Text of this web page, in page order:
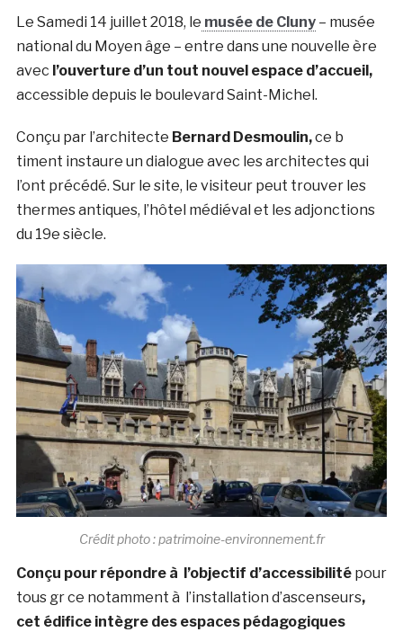
Le Samedi 14 juillet 2018, le musée de Cluny– musée
national du Moyen âge – entre dans une nouvelle ère
avec l’ouverture d’un tout nouvel espace d’accueil,
accessible depuis le boulevard Saint-Michel.
Conçu par l’architecte Bernard Desmoulin,ce b
timent instaure un dialogue avec les architectes qui
l’ont précédé. Sur le site, le visiteur peut trouver les
thermes antiques, l’hôtel médiéval et les adjonctions
du 19e siècle.
Crédit photo : patrimoine-environnement.fr
Conçu pour répondre à l’objectif d’accessibilitépour
tous gr ce notamment à l’installation d’ascenseurs,
cet édifice intègre des espaces pédagogiques